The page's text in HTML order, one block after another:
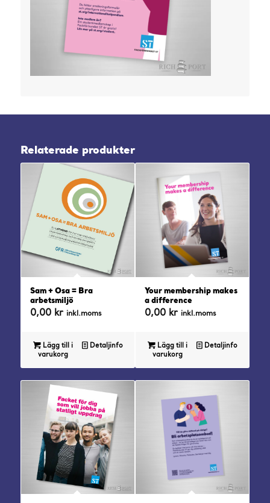
Relaterade produkter
Sam + Osa = Bra
arbetsmiljö
0,00 kr inkl.moms
Lägg till i
varukorg
Detaljinfo
Your membership makes
a difference
0,00 kr inkl.moms
Lägg till i
varukorg
Detaljinfo